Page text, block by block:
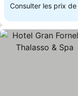
Consulter les prix de